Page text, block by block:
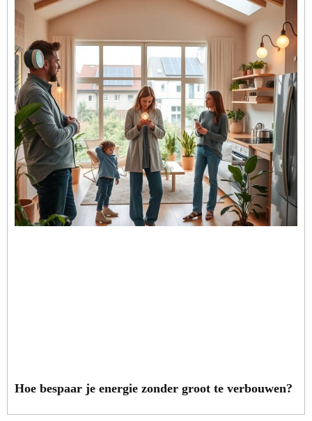
Hoe bespaar je energie zonder groot te verbouwen?